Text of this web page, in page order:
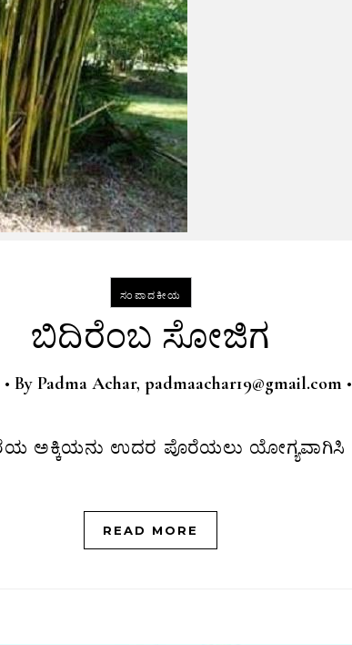
ಸಂಪಾದಕೀಯ
ಬಿದಿರೆಂಬ ಸೋಜಿಗ
• By Padma Achar, padmaachar19@gmail.com •
READ MORE